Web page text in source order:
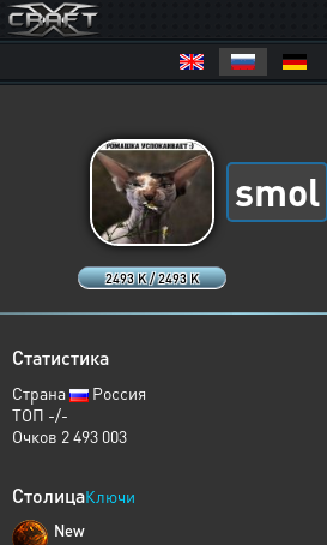
2493 K / 2493 K
smol
Статистика
Страна
Россия
ТОП -/-
Очков 2 493 003
СтолицаКлючи
New